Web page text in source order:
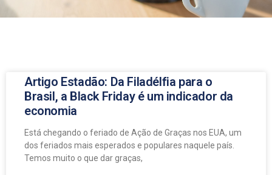
Artigo Estadão: Da Filadélfia para o
Brasil, a Black Friday é um indicador da
economia
Está chegando o feriado de Ação de Graças nos EUA, um
dos feriados mais esperados e populares naquele país.
Temos muito o que dar graças,